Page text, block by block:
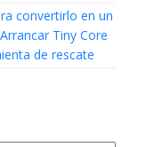
convertirlo en un
Arrancar Tiny Core
de rescate